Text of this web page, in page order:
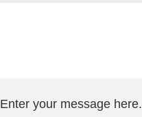
Enter your message here.